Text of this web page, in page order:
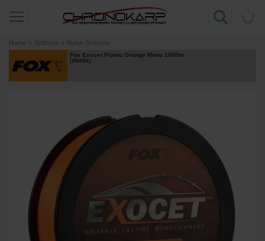
Home » Schnüre » Nylon Schnüre
Fox Exocet Fluoro Orange Mono 1000m
[206438A]